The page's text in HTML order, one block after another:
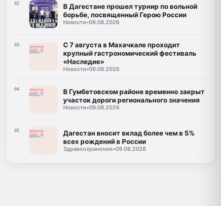
02
В Дагестане прошел турнир по вольной
борьбе, посвященный Герою России
Новости•09.08.2026
03
С 7 августа в Махачкале проходит
крупный гастрономический фестиваль
«Наследие»
Новости•09.08.2026
04
В Гумбетовском районе временно закрыт
участок дороги регионального значения
Новости•09.08.2026
05
Дагестан вносит вклад более чем в 5%
всех рождений в России
Здравоохранение•09.08.2026